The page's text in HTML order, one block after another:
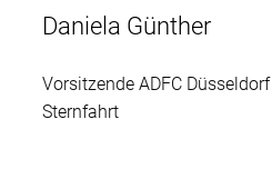
Daniela Günther
Vorsitzende ADFC Düsseldorf
Sternfahrt